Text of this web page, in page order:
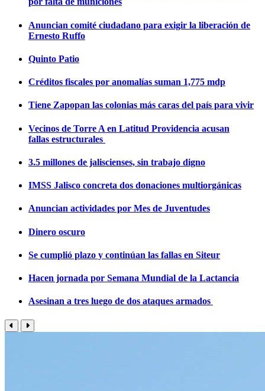
Anuncian comité ciudadano para exigir la liberación de
Ernesto Ruffo
Quinto Patio
Créditos fiscales por anomalías suman 1,775 mdp
Tiene Zapopan las colonias más caras del país para vivir
Vecinos de Torre A en Latitud Providencia acusan
fallas estructurales
3.5 millones de jaliscienses, sin trabajo digno
IMSS Jalisco concreta dos donaciones multiorgánicas
Anuncian actividades por Mes de Juventudes
Dinero oscuro
Se cumplió plazo y continúan las fallas en Siteur
Hacen jornada por Semana Mundial de la Lactancia
Asesinan a tres luego de dos ataques armados